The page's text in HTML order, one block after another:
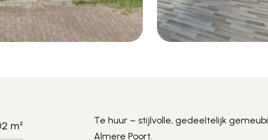
m²
Te huur – stijlvolle, gedeeltelijk
Almere Poort.